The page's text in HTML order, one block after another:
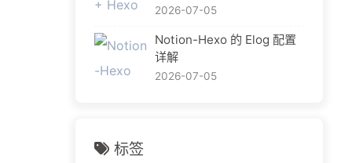
案
2026-07-05
Notion-Hexo 的 Elog 配置
详解
2026-07-05
标签